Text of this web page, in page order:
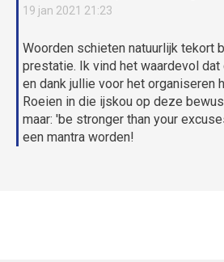
19 jan 2021 21:23
Woorden schieten natuurlijk tekort
prestatie. Ik vind het waardevol
en dank jullie voor het organiseren
Roeien in die ijskou op deze
maar: 'be stronger than your
een mantra worden!